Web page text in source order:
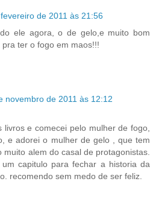
de 2011 às 21:56
ele agora, o de gelo,e muito bom
ter o fogo em maos!!!
novembro de 2011 às 12:12
e comecei pelo mulher de fogo,
e adorei o mulher de gelo , que tem
muito alem do casal de protagonistas.
capitulo para fechar a historia da
recomendo sem medo de ser feliz.